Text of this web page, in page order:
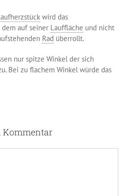
wird das
auf seiner Lauffläche und nicht
Rad überrollt.
nur spitze Winkel der sich
Bei zu flachem Winkel würde das
Kommentar